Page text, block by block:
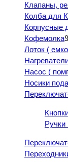
Клапаны,
Колба для
Корпусные
Кофемолка9
Лоток (
Насос (
Носики
Ручки